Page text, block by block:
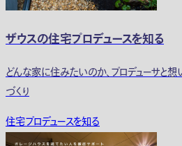
ザウスの住宅プロデュースを知る
どんな家に住みたいのか、プロデューサと
づくり
住宅プロデュースを知る